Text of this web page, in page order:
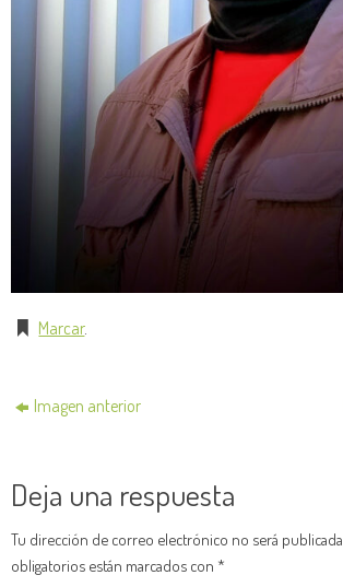
Marcar.
Imagen anterior
Deja una respuesta
Tu dirección de correo electrónico no será publicada.
obligatorios están marcados con *